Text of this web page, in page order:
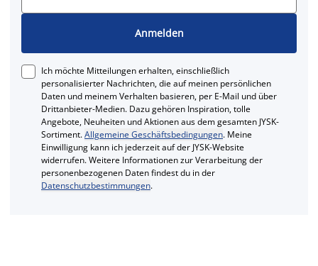
Anmelden
Ich möchte Mitteilungen erhalten, einschließlich
personalisierter Nachrichten, die auf meinen persönlichen
Daten und meinem Verhalten basieren, per E-Mail und über
Drittanbieter-Medien. Dazu gehören Inspiration, tolle
Angebote, Neuheiten und Aktionen aus dem gesamten JYSK-
Sortiment.Allgemeine Geschäftsbedingungen. Meine
Einwilligung kann ich jederzeit auf der JYSK-Website
widerrufen. Weitere Informationen zur Verarbeitung der
personenbezogenen Daten findest du in der
Datenschutzbestimmungen.